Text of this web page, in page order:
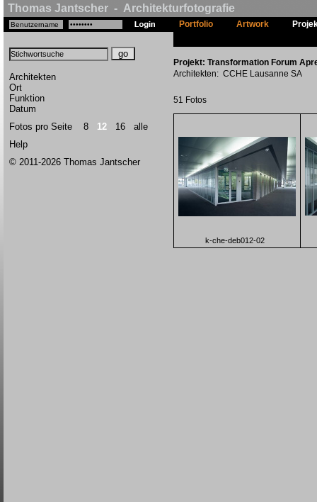
Thomas Jantscher - Architekturfotografie
Architekten
Ort
Funktion
Datum
Fotos pro Seite 8 12 16
alle
Help
© 2011-2026 Thomas Jantscher
Portfolio Artwork
Projekt: Transformation Forum
Architekten: CCHE Lausanne SA
51 Fotos
k-che-deb012-02